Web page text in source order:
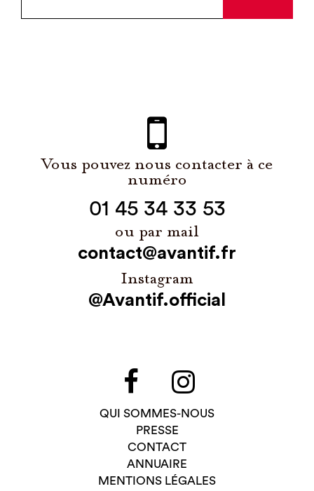
Vous pouvez nous contacter à ce
numéro
01 45 34 33 53
ou par mail
contact@avantif.fr
Instagram
@Avantif.official
QUI SOMMES-NOUS
PRESSE
CONTACT
ANNUAIRE
MENTIONS LÉGALES